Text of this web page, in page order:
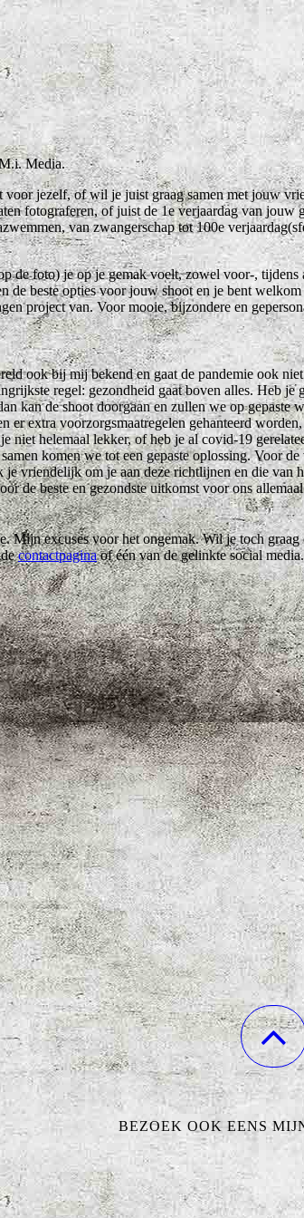
Media.
voor jezelf, of wil je juist graag samen met jouw
fotograferen, of juist de 1e verjaardag van jouw
van zwangerschap tot 100e
de foto) je op je gemak voelt, zowel voor-, tijdens
de beste opties voor jouw shoot en je bent
project van. Voor mooie, bijzondere en
ook bij mij bekend en gaat de pandemie ook
regel: gezondheid gaat boven alles. Heb je
kan de shoot doorgaan en zullen we op gepaste
extra voorzorgsmaatregelen gehanteerd
niet helemaal lekker, of heb je al covid-19
komen we tot een gepaste oplossing. Voor
je vriendelijk om je aan deze richtlijnen en die van
de beste en gezondste uitkomst voor ons
Mijn excuses voor het ongemak. Wil je toch
decontactpaginaof één van de gelinkte social media.
BEZOEK OOK EENS